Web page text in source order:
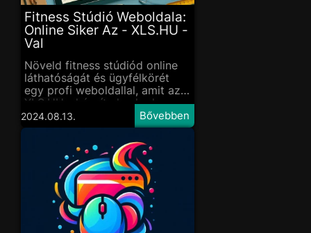
Fitness Stúdió Weboldala:
Online Siker Az - XLS.HU -
Val
Növeld fitness stúdiód online
láthatóságát és ügyfélkörét
egy profi weboldallal, amit az -
XLS.HU - készít el neked.
2024.08.13.